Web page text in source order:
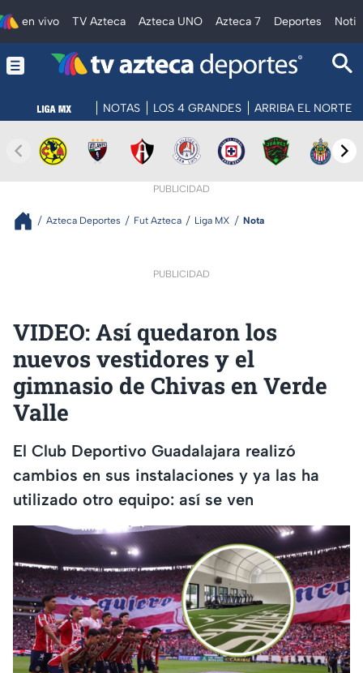
en vivo TV Azteca Azteca UNO Azteca 7 Deportes
NOTAS LOS 4 GRANDES ARRIBA EL NORTE
PUBLICIDAD
Azteca Deportes Fut Azteca Liga MX Nota
PUBLICIDAD
VIDEO: Así quedaron los
nuevos vestidores y el
gimnasio de Chivas en Verde
Valle
El Club Deportivo Guadalajara realizó
cambios en sus instalaciones y ya las ha
utilizado otro equipo: así se ven